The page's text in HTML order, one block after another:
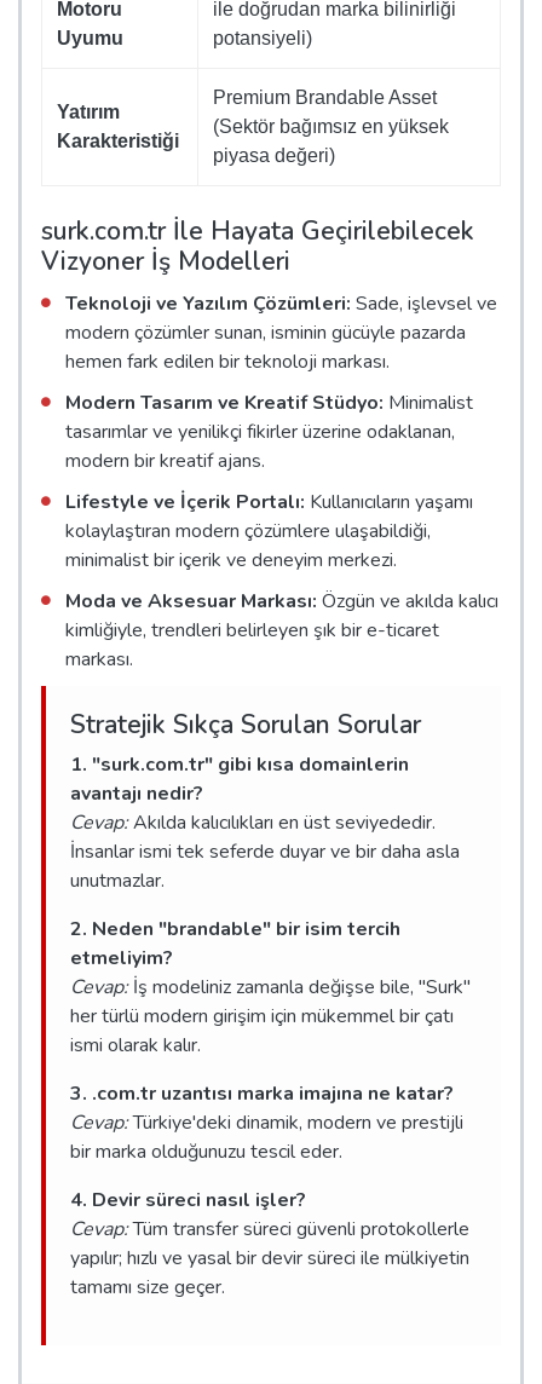
Motoru
Uyumu
ile doğrudan marka bilinirliği
potansiyeli)
Yatırım
Karakteristiği
Premium Brandable Asset
(Sektör bağımsız en yüksek
piyasa değeri)
surk.com.tr İle Hayata Geçirilebilecek
Vizyoner İş Modelleri
Teknoloji ve Yazılım Çözümleri: Sade, işlevsel ve
modern çözümler sunan, isminin gücüyle pazarda
hemen fark edilen bir teknoloji markası.
Modern Tasarım ve Kreatif Stüdyo: Minimalist
tasarımlar ve yenilikçi fikirler üzerine odaklanan,
modern bir kreatif ajans.
Lifestyle ve İçerik Portalı: Kullanıcıların yaşamı
kolaylaştıran modern çözümlere ulaşabildiği,
minimalist bir içerik ve deneyim merkezi.
Moda ve Aksesuar Markası: Özgün ve akılda kalıcı
kimliğiyle, trendleri belirleyen şık bir e-ticaret
markası.
Stratejik Sıkça Sorulan Sorular
1. "surk.com.tr" gibi kısa domainlerin
avantajı nedir?
Cevap:Akılda kalıcılıkları en üst seviyededir.
İnsanlar ismi tek seferde duyar ve bir daha asla
unutmazlar.
2. Neden "brandable" bir isim tercih
etmeliyim?
Cevap:İş modeliniz zamanla değişse bile, "Surk"
her türlü modern girişim için mükemmel bir çatı
ismi olarak kalır.
3. .com.tr uzantısı marka imajına ne katar?
Cevap:Türkiye'deki dinamik, modern ve prestijli
bir marka olduğunuzu tescil eder.
4. Devir süreci nasıl işler?
Cevap:Tüm transfer süreci güvenli protokollerle
yapılır; hızlı ve yasal bir devir süreci ile mülkiyetin
tamamı size geçer.